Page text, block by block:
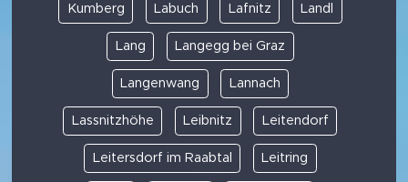
Kumberg Labuch Lafnitz Landl
Lang Langegg bei Graz
Langenwang Lannach
Lassnitzhöhe Leibnitz Leitendorf
Leitersdorf im Raabtal Leitring